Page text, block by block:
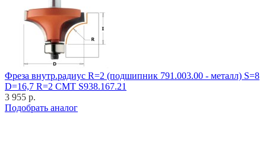
Фреза внутр.радиус R=2 (подшипник 791.003.00 - металл) S=8
D=16,7 R=2 CMT S938.167.21
3 955 р.
Подобрать аналог